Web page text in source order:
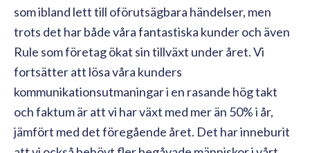
som ibland lett till oförutsägbara händelser, men
trots det har både våra fantastiska kunder och även
Rule som företag ökat sin tillväxt under året. Vi
fortsätter att lösa våra kunders
kommunikationsutmaningar i en rasande hög takt
och faktum är att vi har växt med mer än 50% i år,
jämfört med det föregående året. Det har inneburit